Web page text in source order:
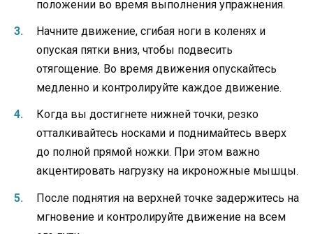
положении во время выполнения упражнения.
Начните движение, сгибая ноги в коленях и
опуская пятки вниз, чтобы подвесить
отягощение. Во время движения опускайтесь
медленно и контролируйте каждое движение.
Когда вы достигнете нижней точки, резко
отталкивайтесь носками и поднимайтесь вверх
до полной прямой ножки. При этом важно
акцентировать нагрузку на икроножные мышцы.
После поднятия на верхней точке задержитесь на
мгновение и контролируйте движение на всем